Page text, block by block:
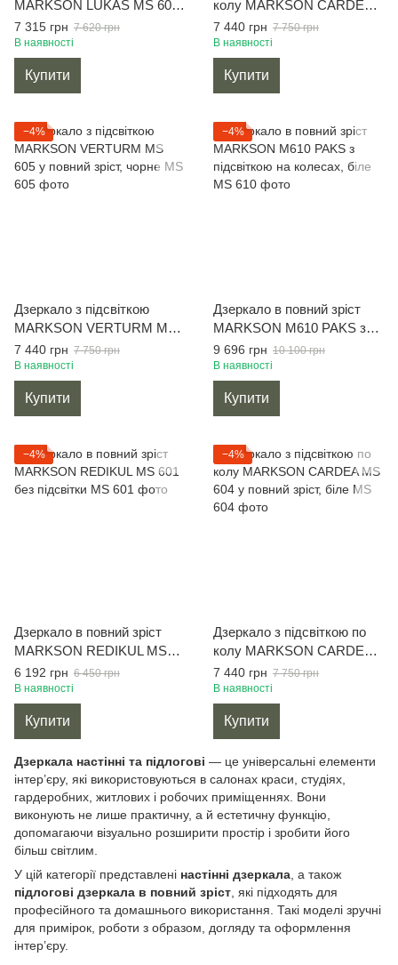
MARKSON LUKAS MS 603
з підсвіткою з боків білий
7 315 грн 7 620 грн
В наявності
Купити
колу MARKSON CARDEA
MS 604 у повний зріст
чорне
7 440 грн 7 750 грн
В наявності
Купити
−4%
Дзеркало з підсвіткою
MARKSON VERTURM MS
605 у повний зріст, чорне
7 440 грн 7 750 грн
В наявності
Купити
−4%
Дзеркало в повний зріст
MARKSON M610 PAKS з
підсвіткою на колесах, біле
9 696 грн 10 100 грн
В наявності
Купити
−4%
Дзеркало в повний зріст
MARKSON REDIKUL MS
601 без підсвітки
6 192 грн 6 450 грн
В наявності
Купити
−4%
Дзеркало з підсвіткою по
колу MARKSON CARDEA
MS 604 у повний зріст, біле
7 440 грн 7 750 грн
В наявності
Купити
Дзеркала настінні та підлогові — це універсальні елементи
інтер’єру, які використовуються в салонах краси, студіях,
гардеробних, житлових і робочих приміщеннях. Вони
виконують не лише практичну, а й естетичну функцію,
допомагаючи візуально розширити простір і зробити його
більш світлим.
У цій категорії представлені настінні дзеркала , а також
підлогові дзеркала в повний зріст , які підходять для
професійного та домашнього використання. Такі моделі зручні
для примірок, роботи з образом, догляду та оформлення
інтер’єру.